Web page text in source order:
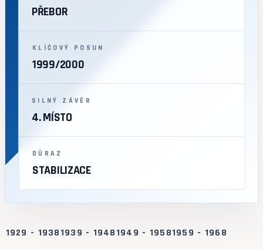
PŘEBOR
KLÍČOVÝ POSUN
1999/2000
SILNÝ ZÁVĚR
4. MÍSTO
DŮRAZ
STABILIZACE
1929 - 19381939 - 19481949 - 19581959 - 1968